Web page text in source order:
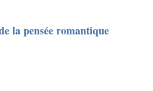
la pensée romantique